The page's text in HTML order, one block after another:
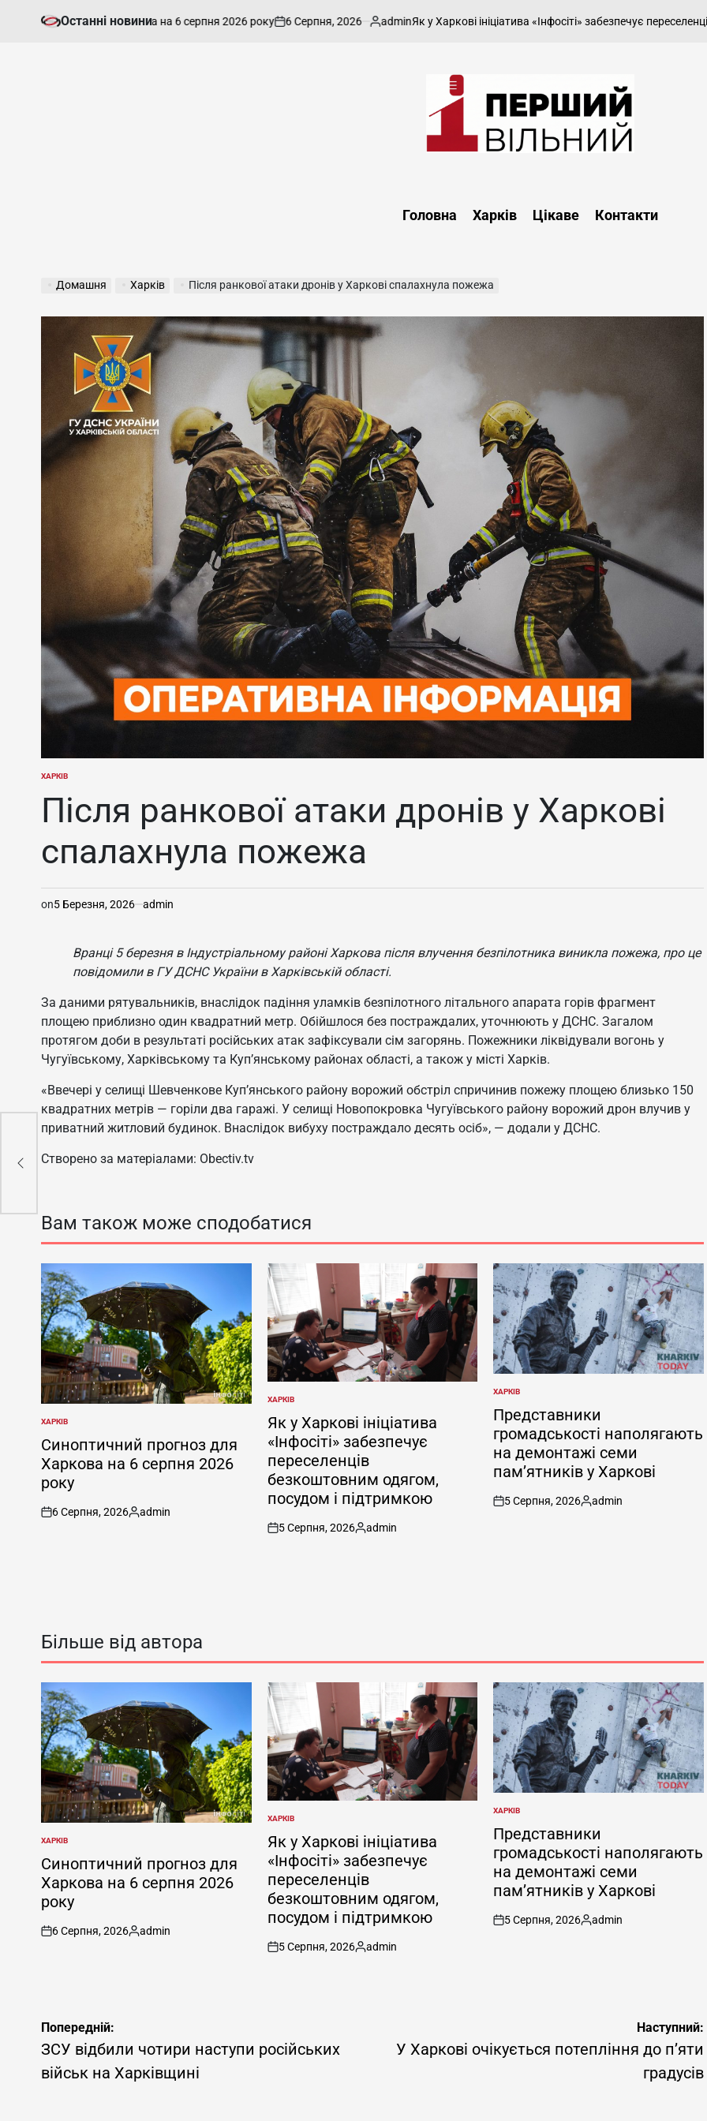
Останні новини
прогноз для Харкова на 6 серпня 2026 року
on
6 Серпня, 2026
Опубліковано
adminЯк у Харкові ініціатива «Інфосіті» забезпечує переселенців
харківський,
області
Головна Харків Цікаве Контакти
Домашня Харків Після ранкової атаки дронів у Харкові спалахнула пожежа
ОПУБЛІКУВАТИ
ХАРКІВ
Після ранкової атаки дронів у Харкові
спалахнула пожежа
on5 Березня, 2026 admin
Вранці 5 березня в Індустріальному районі Харкова після влучення безпілотника виникла пожежа, про це
повідомили в ГУ ДСНС України в Харківській області.
За даними рятувальників, внаслідок падіння уламків безпілотного літального апарата горів фрагмент
площею приблизно один квадратний метр. Обійшлося без постраждалих, уточнюють у ДСНС. Загалом
протягом доби в результаті російських атак зафіксували сім загорянь. Пожежники ліквідували вогонь у
Чугуївському, Харківському та Куп’янському районах області, а також у місті Харків.
«Ввечері у селищі Шевченкове Куп’янського району ворожий обстріл спричинив пожежу площею близько 150
квадратних метрів — горіли два гаражі. У селищі Новопокровка Чугуївського району ворожий дрон влучив у
приватний житловий будинок. Внаслідок вибуху постраждало десять осіб», — додали у ДСНС.
Створено за матеріалами: Obectiv.tv
Вам також може сподобатися
ОПУБЛІКУВАТИ
У
ХАРКІВ
Синоптичний прогноз для
Харкова на 6 серпня 2026
року
on
6 Серпня, 2026
Опубліковано
admin
ОПУБЛІКУВАТИ
У
ХАРКІВ
Як у Харкові ініціатива
«Інфосіті» забезпечує
переселенців
безкоштовним одягом,
посудом і підтримкою
on
5 Серпня, 2026
Опубліковано
admin
ОПУБЛІКУВАТИ
У
ХАРКІВ
Представники
громадськості наполягають
на демонтажі семи
пам’ятників у Харкові
on
5 Серпня, 2026
Опубліковано
admin
Більше від автора
ОПУБЛІКУВАТИ
У
ХАРКІВ
Синоптичний прогноз для
Харкова на 6 серпня 2026
року
on
6 Серпня, 2026
Опубліковано
admin
ОПУБЛІКУВАТИ
У
ХАРКІВ
Як у Харкові ініціатива
«Інфосіті» забезпечує
переселенців
безкоштовним одягом,
посудом і підтримкою
on
5 Серпня, 2026
Опубліковано
admin
ОПУБЛІКУВАТИ
У
ХАРКІВ
Представники
громадськості наполягають
на демонтажі семи
пам’ятників у Харкові
on
5 Серпня, 2026
Опубліковано
admin
Навігація
записів
Попередній:
ЗСУ відбили чотири наступи російських
військ на Харківщині
Наступний:
У Харкові очікується потепління до п’яти
градусів